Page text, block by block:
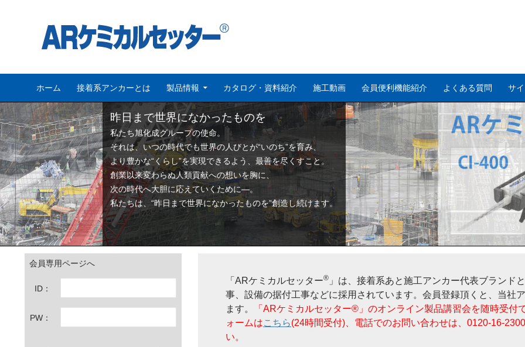
ARケミカルセッター
ホーム 接着系アンカーとは 製品情報 カタログ・資料紹介 施工動画 会員便利機能紹介 よくある質問 サ
昨日まで世界になかったものを
私たち旭化成グループの使命。
それは、いつの時代でも世界の人びとが“いのち”を育み、
より豊かな“くらし”を実現できるよう、最善を尽くすこと。
創業以来変わらぬ人類貢献への想いを胸に、
次の時代へ大胆に応えていくために―。
私たちは、“昨日まで世界になかったものを”創造し続けます。
会員専用ページへ
ID：
PW：
「ARケミカルセッター® 」は、接着系あと施工アンカー代表ブランド
事、設備の据付工事などに採用されています。会員登録頂くと、当社
ます。
「ARケミカルセッター®」のオンライン製品講習会を随時受
ォームはこちら(24時間受付)、電話でのお問い合わせは、0120-16-
い。